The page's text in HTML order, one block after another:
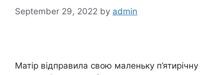
September 29, 2022 by admin
Матір відправила свою маленьку п’ятирічну